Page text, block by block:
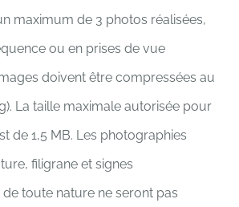
maximum de 3 photos réalisées,
ou en prises de vue
doivent être compressées au
La taille maximale autorisée pour
de 1,5 MB. Les photographies
filigrane et signes
toute nature ne seront pas